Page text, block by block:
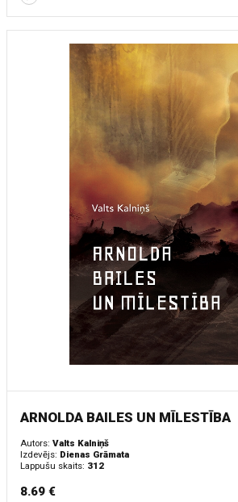
ARNOLDA BAILES UN MĪLESTĪBA
Autors: Valts Kalniņš
Izdevējs: Dienas Grāmata
Lappušu skaits: 312
8.69 €